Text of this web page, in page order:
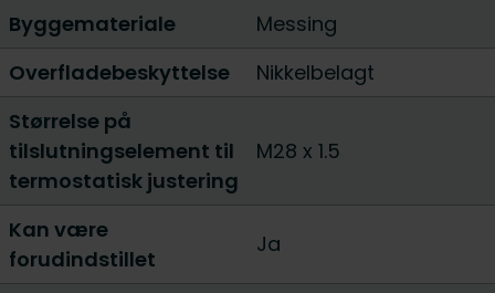
Byggemateriale
Messing
Overfladebeskyttelse
Nikkelbelagt
Størrelse på
tilslutningselement til
termostatisk justering
M28 x 1.5
Kan være
forudindstillet
Ja